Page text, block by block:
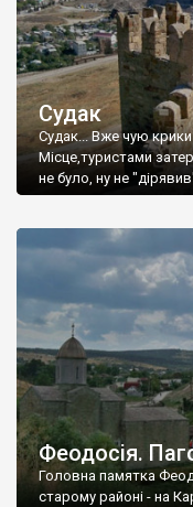
Судак
Судак... Вже чую
Місце,туристами
не було, ну не
Феодосія.
Головна памятка
старому районі - на